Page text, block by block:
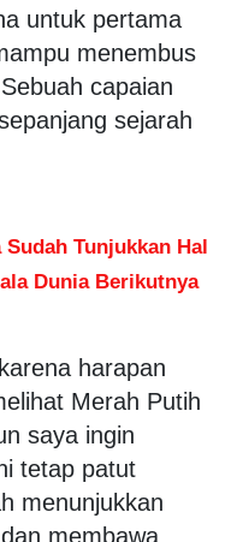
untuk pertama
menembus
capaian
sejarah
Tunjukkan Hal
Dunia Berikutnya
harapan
Merah Putih
saya ingin
tetap patut
menunjukkan
membawa